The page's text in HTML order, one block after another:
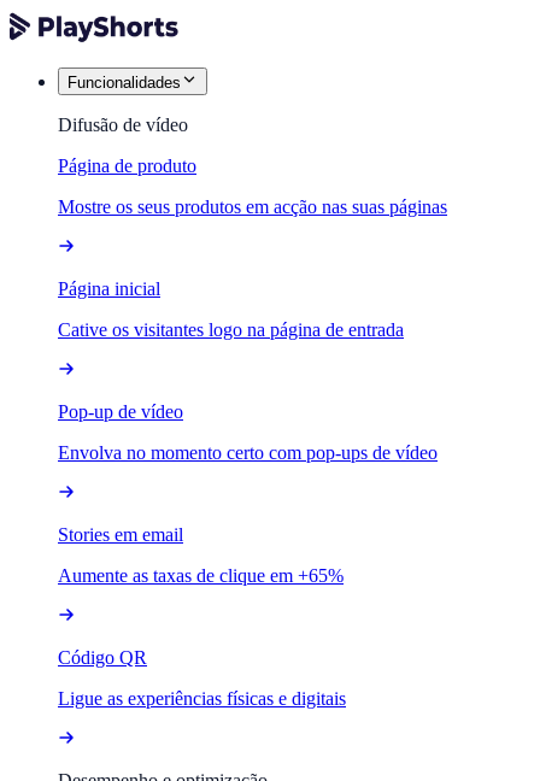
Funcionalidades
Difusão de vídeo
Página de produto
Mostre os seus produtos em acção nas suas páginas
Página inicial
Cative os visitantes logo na página de entrada
Pop-up de vídeo
Envolva no momento certo com pop-ups de vídeo
Stories em email
Aumente as taxas de clique em +65%
Código QR
Ligue as experiências físicas e digitais